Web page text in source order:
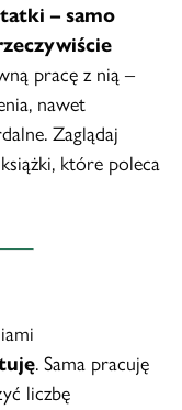
– samo
pracę z nią –
nawet
Zaglądaj
które poleca
. Sama pracuję
liczbę